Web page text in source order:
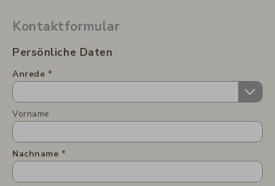
Kontaktformular
Persönliche Daten
Anrede
Vorname
Nachname